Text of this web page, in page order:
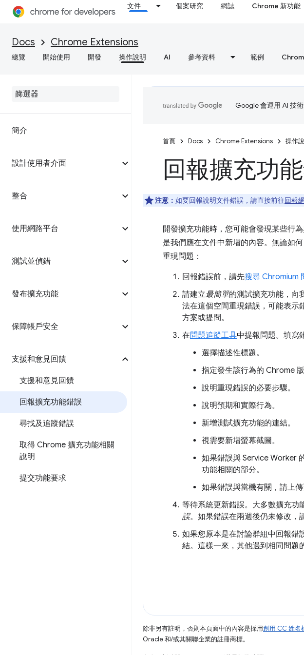
文件 個案研究 網誌 Chrome 新功能
Docs Chrome Extensions
總覽 開始使用 開發 操作說明 AI 參考資料 範例
簡介
設計使用者介面
整合
使用網路平台
測試並偵錯
發布擴充功能
保障帳戶安全
支援和意見回饋
支援和意見回饋
回報擴充功能錯誤
尋找及追蹤錯誤
取得 Chrome 擴充功能相關
說明
提交功能要求
Google 會運用 AI 技
首頁 Docs Chrome Extensions 操作
回報擴充功
注意： 如要回報說明文件錯誤，請直接前往回報
開發擴充功能時，您可能會發現某些行
是我們應在文件中新增的內容。無論如
重現問題：
回報錯誤前，請先搜尋 Chromium
請建立最簡單的測試擴充功能，向
法在這個空間重現錯誤，可能表示
方案或提問。
在問題追蹤工具中提報問題。填寫
選擇描述性標題。
指定發生該行為的 Chrome 版
說明重現錯誤的必要步驟。
說明預期和實際行為。
新增測試擴充功能的連結。
視需要新增螢幕截圖。
如果錯誤與 Service Worker
功能相關的部分。
如果錯誤與當機有關，請上
等待系統更新錯誤。大多數擴充功
誤。如果錯誤在兩週後仍未修改，
如果您原本是在討論群組中回報錯
結。這樣一來，其他遇到相同問題
除非另有註明，否則本頁面中的內容是採用創用 CC 姓名
Oracle 和/或其關聯企業的註冊商標。